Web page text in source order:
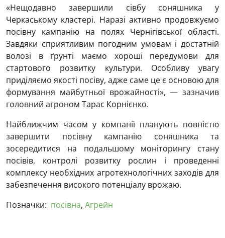
«Нещодавно завершили сівбу соняшника у
Черкаському кластері. Наразі активно продовжуємо
посівну кампанію на полях Чернігівської області.
Завдяки сприятливим погодним умовам і достатній
волозі в ґрунті маємо хороші передумови для
стартового розвитку культури. Особливу увагу
приділяємо якості посіву, адже саме це є основою для
формування майбутньої врожайності», — зазначив
головний агроном Тарас Корнієнко.
Найближчим часом у компанії планують повністю
завершити посівну кампанію соняшника та
зосередитися на подальшому моніторингу стану
посівів, контролі розвитку рослин і проведенні
комплексу необхідних агротехнологічних заходів для
забезпечення високого потенціалу врожаю.
Позначки: посівна, Агрейн